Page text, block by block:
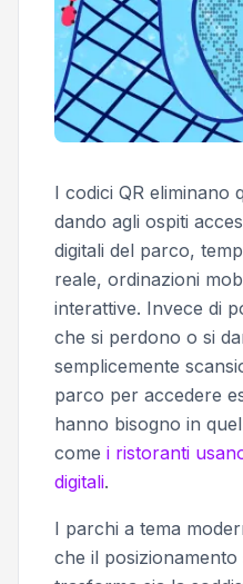
I codici QR eliminano
dando agli ospiti
digitali del parco,
reale, ordinazioni
interattive. Invece di
che si perdono o si
semplicemente
parco per accedere
hanno bisogno in
come i ristoranti
digitali.
I parchi a tema
che il posizionamento